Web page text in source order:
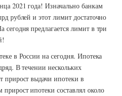
2021 года! Изначально банкам
рублей и этот лимит достаточно
предлагается лимит в три
в России на сегодня. Ипотека
В течении нескольких
прирост выдачи ипотеки в
ипотеки составлял около